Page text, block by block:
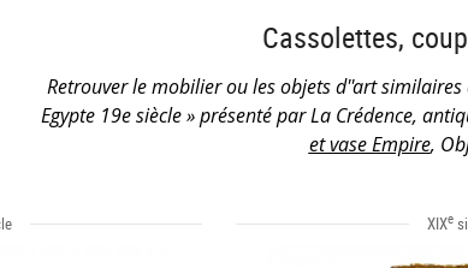
Cassolettes,
Retrouver le mobilier ou les objets d''art
Egypte 19e siècle » présenté par La Crédence,
et vase Empire,
XIXe